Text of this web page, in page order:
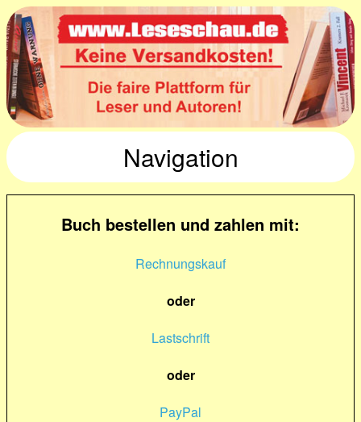
Navigation
Buch bestellen und zahlen mit:
Rechnungskauf
oder
Lastschrift
oder
PayPal